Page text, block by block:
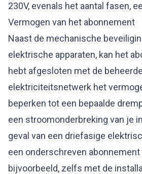
230V, evenals het aantal fasen,
Vermogen van het abonnement
Naast de mechanische
elektrische apparaten, kan het
hebt afgesloten met de
elektriciteitsnetwerk het
beperken tot een bepaalde
een stroomonderbreking van je
geval van een driefasige
een onderschreven abonnement
bijvoorbeeld, zelfs met de